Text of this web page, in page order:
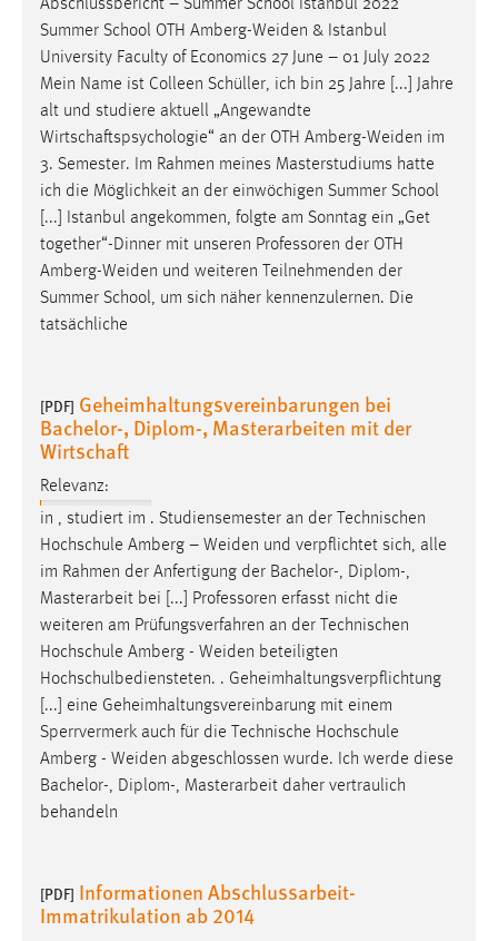
Abschlussbericht – Summer School Istanbul 2022
Summer School OTH Amberg-Weiden & Istanbul
University Faculty of Economics 27 June – 01 July 2022
Mein Name ist Colleen Schüller, ich bin 25 Jahre [...] Jahre
alt und studiere aktuell „Angewandte
Wirtschaftspsychologie“ an der OTH Amberg-Weiden im
3. Semester. Im Rahmen meines Masterstudiums hatte
ich die Möglichkeit an der einwöchigen Summer School
[...] Istanbul angekommen, folgte am Sonntag ein „Get
together“-Dinner mit unseren Professoren der OTH
Amberg-Weiden und weiteren Teilnehmenden der
Summer School, um sich näher kennenzulernen. Die
tatsächliche
[PDF] Geheimhaltungsvereinbarungen bei
Bachelor-, Diplom-, Masterarbeiten mit der
Wirtschaft
Relevanz:
in , studiert im . Studiensemester an der Technischen
Hochschule Amberg – Weiden und verpflichtet sich, alle
im Rahmen der Anfertigung der Bachelor-, Diplom-,
Masterarbeit bei [...] Professoren erfasst nicht die
weiteren am Prüfungsverfahren an der Technischen
Hochschule Amberg - Weiden beteiligten
Hochschulbediensteten. . Geheimhaltungsverpflichtung
[...] eine Geheimhaltungsvereinbarung mit einem
Sperrvermerk auch für die Technische Hochschule
Amberg - Weiden abgeschlossen wurde. Ich werde diese
Bachelor-, Diplom-, Masterarbeit daher vertraulich
behandeln
[PDF] Informationen Abschlussarbeit-
Immatrikulation ab 2014